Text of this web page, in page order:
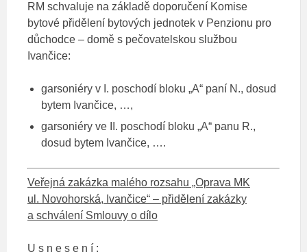
RM schvaluje na základě doporučení Komise
bytové přidělení bytových jednotek v Penzionu pro
důchodce – domě s pečovatelskou službou
Ivančice:
garsoniéry v I. poschodí bloku „A“ paní N., dosud
bytem Ivančice, …,
garsoniéry ve II. poschodí bloku „A“ panu R.,
dosud bytem Ivančice, ….
Veřejná zakázka malého rozsahu „Oprava MK
ul. Novohorská, Ivančice“ – přidělení zakázky
a schválení Smlouvy o dílo
U s n e s e n í :